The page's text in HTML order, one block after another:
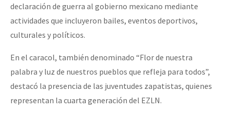
declaración de guerra al gobierno mexicano mediante
actividades que incluyeron bailes, eventos deportivos,
culturales y políticos.
En el caracol, también denominado “Flor de nuestra
palabra y luz de nuestros pueblos que refleja para todos”,
destacó la presencia de las juventudes zapatistas, quienes
representan la cuarta generación del EZLN.